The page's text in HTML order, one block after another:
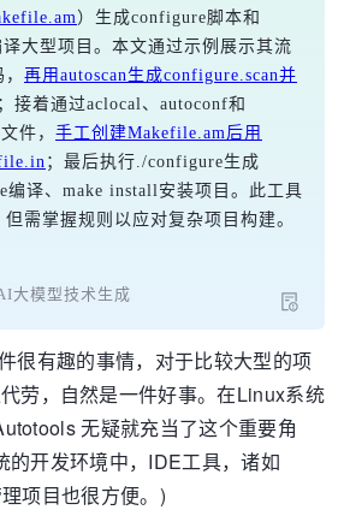
）生成configure脚本和
大型项目。本文通过示例展示其流
再用autoscan生成configure.scan并
；接着通过aclocal、autoconf和
件， 手工创建Makefile.am后用
；最后执行./configure生成
编译、make install安装项目。此工具
需掌握规则以应对复杂项目构建。
大模型技术生成
很有趣的事情，对于比较大型的项
劳，自然是一件好事。在Linux系统
无疑就充当了这个重要角
的开发环境中，IDE工具，诸如
项目也很方便。)